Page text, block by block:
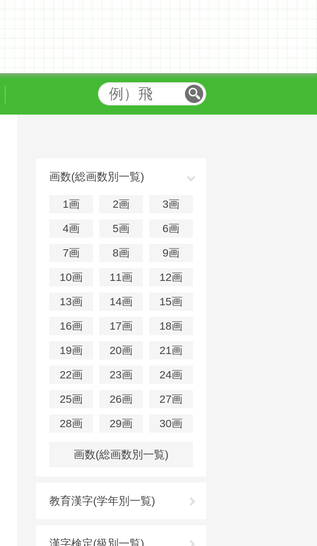
画数(総画数別一覧)
1画 2画
3画
4画
5画
6画
7画
8画
9画
10画
11画
12画
13画
14画
15画
16画
17画
18画
19画
20画
21画
22画
23画
24画
25画
26画
27画
28画
29画 30画
画数(総画数別一覧)
教育漢字(学年別一覧)
漢字検定(級別一覧)